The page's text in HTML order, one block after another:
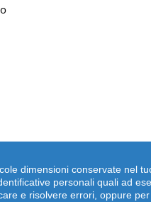
dimensioni conservate nel
personali quali ad
e risolvere errori, oppure
- Italia | P.IVA: 09372641002